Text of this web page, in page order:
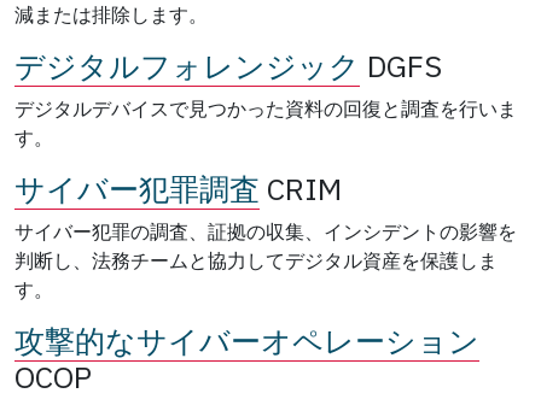
減または排除します。
デジタルフォレンジック DGFS
デジタルデバイスで見つかった資料の回復と調査を行いま
す。
サイバー犯罪調査 CRIM
サイバー犯罪の調査、証拠の収集、インシデントの影響を
判断し、法務チームと協力してデジタル資産を保護しま
す。
攻撃的なサイバーオペレーション
OCOP